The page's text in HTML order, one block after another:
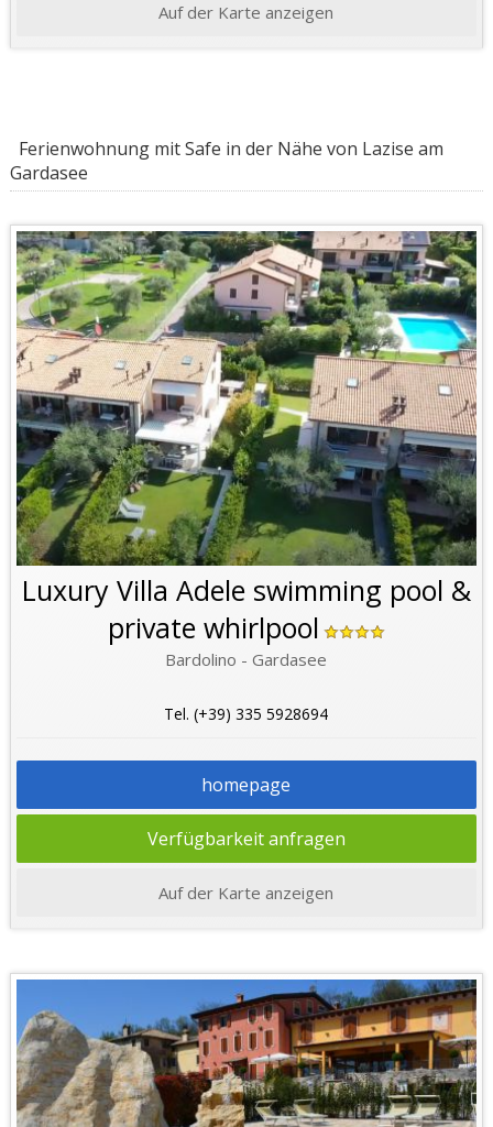
Auf der Karte anzeigen
Ferienwohnung mit Safe in der Nähe von Lazise am
Gardasee
Luxury Villa Adele swimming pool &
private whirlpool
Bardolino - Gardasee
Tel. (+39) 335 5928694
homepage
Verfügbarkeit anfragen
Auf der Karte anzeigen